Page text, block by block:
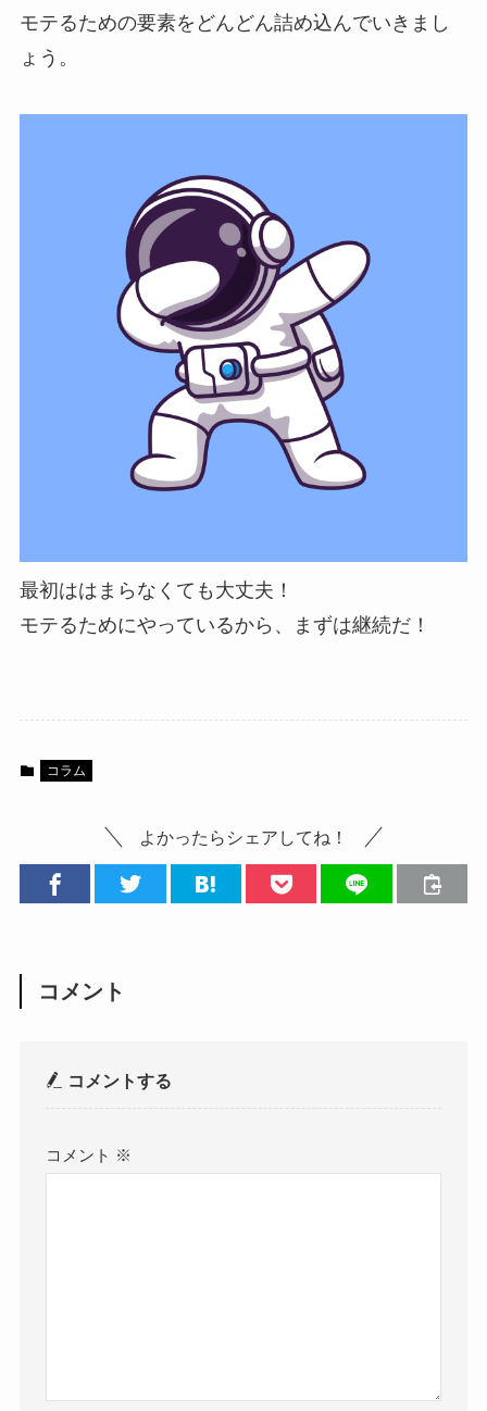
モテるための要素をどんどん詰め込んでいきまし
ょう。
最初ははまらなくても大丈夫！
モテるためにやっているから、まずは継続だ！
コラム
よかったらシェアしてね！
コメント
コメントする
コメント ※